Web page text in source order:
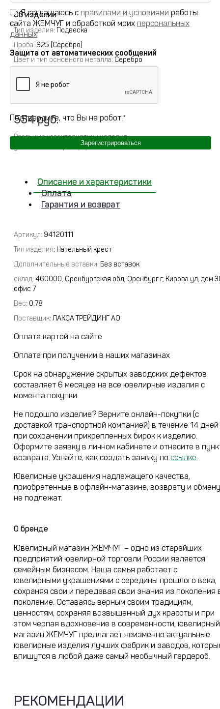
Об изделии
Тип изделия: Подвеска
Проба: 925 (Серебро)
Цвет и тип основного металла: Серебро
Полное описание
554 руб.
Реальные характеристики изделия
указываются при оформлении заказа
Описание и характеристики
Оплата
Гарантия и возврат
Артикул: 94120111
Тип изделия: Нательный крест
Дополнительные вставки: Без вставок
склад: 460000, Оренбургская обл, Оренбург г, Кирова ул, дом
офис 7
Вес: 0.78
Поставщик: ЛАКСА ТРЕЙДИНГ АО
Оплата картой на сайте
Оплата при получении в наших магазинах
Срок на обнаружение скрытых заводских дефектов
составляет 6 месяцев на все ювелирные изделия с
момента покупки.
Не подошло изделие? Верните онлайн-покупки (с
доставкой транспортной компанией) в течение 14 дней
при сохранении прикрепленных бирок к изделию.
Оформите заявку в личном кабинете и отнесите в
возврата. Узнайте, как создать заявку по ссылке.
Ювелирные украшения надлежащего качества,
приобретенные в офлайн-магазине, возврату и обмену
не подлежат.
О бренде
Ювелирный магазин ЖЕМЧУГ – одно из старейших
предприятий ювелирной торговли России является
семейным бизнесом. Наша семья работает с
ювелирными украшениями с середины прошлого века,
сохраняя свои и передавая свои знания из поколения
поколение. Оставаясь верным своим традициям,
ценностям, сохраняя возвышенный дух красоты и при
этом черпая вдохновение в современности, ювелирный
магазин ЖЕМЧУГ предлагает неизменно актуальные
ювелирные изделия лучших фабрик и заводов,
впишутся в любой даже самый необычный гардероб.
РЕКОМЕНДАЦИИ
Я соглашаюсь с правилами и условиями работы
сайта ЖЕМЧУГ и обработкой моих персональных
данных
Защита от автоматических сообщений
Подтвердите, что Вы не робот:*
Зарегистрироваться